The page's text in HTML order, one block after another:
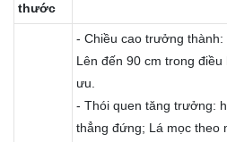
thước
- Chiều cao trưởng
Lên đến 90 cm trong
ưu.
- Thói quen tăng trưởng:
thẳng đứng; Lá mọc theo